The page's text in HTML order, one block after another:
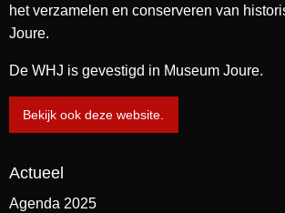
het verzamelen en conserveren van
Joure.
De WHJ is gevestigd in Museum Joure.
Bekijk ook deze website.
Actueel
Agenda 2025